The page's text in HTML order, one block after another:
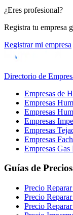
¿Eres profesional?
Registra tu empresa
Registrar mi empresa
Directorio de
Empresas de
Empresas
Empresas
Empresas
Empresas
Empresas
Empresas Gas
Guías de
Precio
Precio
Precio